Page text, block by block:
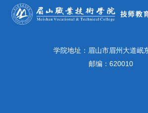
技能，选手们规范完成了动力蓄电池检
修等专项任务；现场汇报环节中，各参
的专业功底、...学院地址：眉山市眉州大道岷
邮编：620010